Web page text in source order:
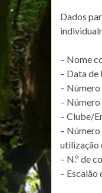
Dados
– Nome
– Data
–
–
– Clube/
–
utilização
– N.º de
–